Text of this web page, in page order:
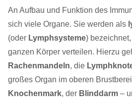
An Aufbau und Funktion des
sich viele Organe. Sie werden als
(oder Lymphsysteme)
ganzen Körper verteilen. Hierzu
Rachenmandeln, die
großes Organ im oberen
Knochenmark, der Blinddarm –